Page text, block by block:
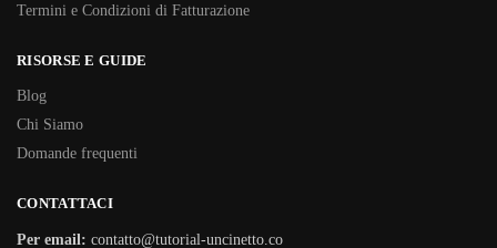
Termini e Condizioni di Fatturazione
RISORSE E GUIDE
Blog
Chi Siamo
Domande frequenti
CONTATTACI
Per email: contatto@tutorial-uncinetto.co